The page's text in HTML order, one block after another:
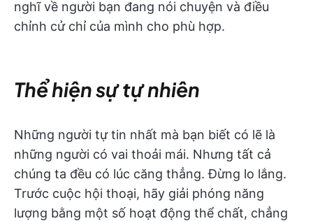
nghĩ về người bạn đang nói chuyện và điều
chỉnh cử chỉ của mình cho phù hợp.
Thể hiện sự tự nhiên
Những người tự tin nhất mà bạn biết có lẽ là
những người có vai thoải mái. Nhưng tất cả
chúng ta đều có lúc căng thẳng. Đừng lo lắng.
Trước cuộc hội thoại, hãy giải phóng năng
lượng bằng một số hoạt động thể chất, chẳng